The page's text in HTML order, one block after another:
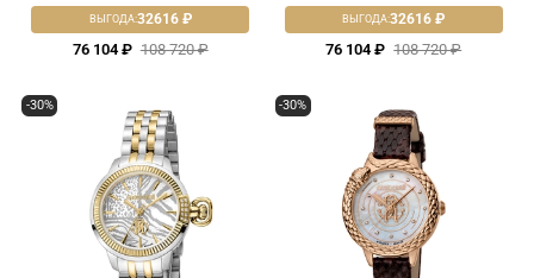
76 104 ₽ 108 720 ₽
ВЫГОДА:32616 ₽
76 104 ₽ 108 720 ₽
ВЫГОДА:32616 ₽
-30% -30%